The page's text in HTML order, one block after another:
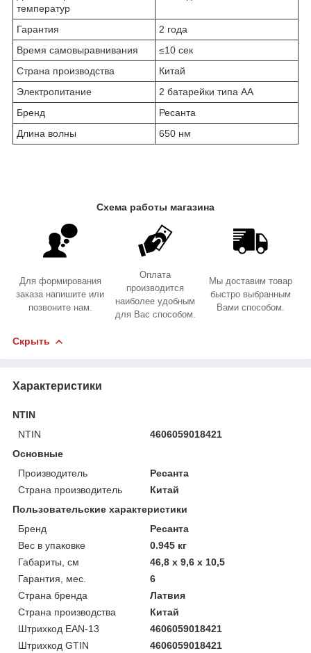
температур
Гарантия
2 года
Время самовыравнивания
≤10 сек
Страна производства
Китай
Электропитание
2 батарейки типа АА
Бренд
Ресанта
Длина волны
650 нм
Схема работы магазина
Для формирования
заказа напишите или
позвоните нам.
Оплата
производится
наиболее удобным
для Вас способом.
Мы доставим товар
быстро выбранным
Вами способом.
Скрыть
Характеристики
NTIN
NTIN
4606059018421
Основные
Производитель
Ресанта
Страна производитель
Китай
Пользовательские характеристики
Бренд
Ресанта
Вес в упаковке
0.945 кг
Габариты, см
46,8 x 9,6 x 10,5
Гарантия, мес.
6
Страна бренда
Латвия
Страна производства
Китай
Штрихкод EAN-13
4606059018421
Штрихкод GTIN
4606059018421